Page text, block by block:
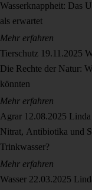
Wasserknappheit: Das
als erwartet
Mehr erfahren
Tierschutz 19.11.2025
Die Rechte der Natur:
könnten
Mehr erfahren
Agrar 12.08.2025
Nitrat, Antibiotika und
Trinkwasser?
Mehr erfahren
Wasser 22.03.2025